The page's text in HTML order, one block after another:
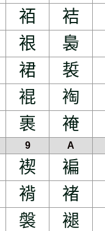
袹 袺
裉 裊
裙 裚
裩 裪
裹 裺
9 A
褉 褊
褙 褚
褩 褪